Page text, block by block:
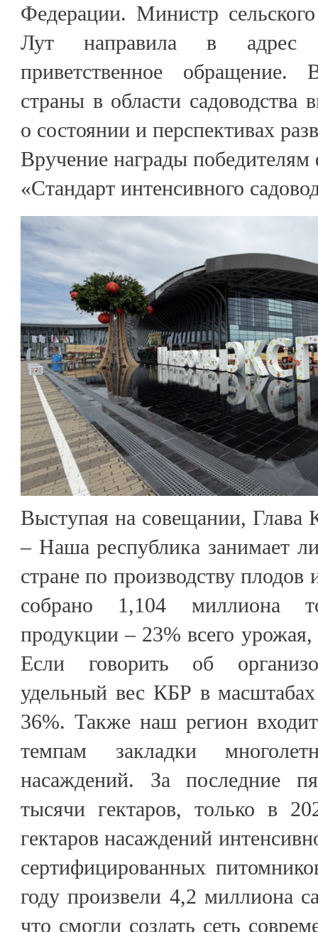
Федерации. Министр
Лут направила в адрес
приветственное обращение.
страны в области садоводства
о состоянии и перспективах
Вручение награды победителям
«Стандарт интенсивного
Выступая на совещании,
– Наша республика занимает
стране по производству
собрано 1,104 миллиона
продукции – 23% всего
Если говорить об
удельный вес КБР в
36%. Также наш регион
темпам закладки
насаждений. За последние
тысячи гектаров, только в
гектаров насаждений
сертифицированных
году произвели 4,2 миллиона
что смогли создать сеть